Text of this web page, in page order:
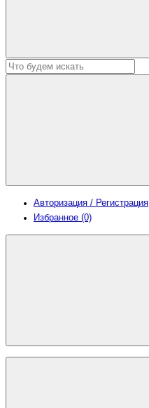
Авторизация / Регистрация
Избранное (0)